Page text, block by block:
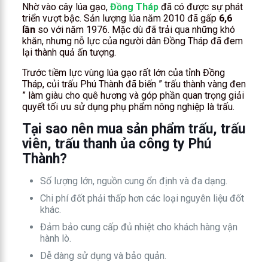
Nhờ vào cây lúa gạo, Đồng Thápđã có được sự phát
triển vượt bậc. Sản lượng lúa năm 2010 đã gấp 6,6
lầnso với năm 1976. Mặc dù đã trải qua những khó
khăn, nhưng nỗ lực của người dân Đồng Tháp đã đem
lại thành quả ấn tượng.
Trước tiềm lực vùng lúa gạo rất lớn của tỉnh Đồng
Tháp, củi trấu Phú Thành đã biến ” trấu thành vàng đen
” làm giàu cho quê hương và góp phần quan trọng giải
quyết tối ưu sử dụng phụ phẩm nông nghiệp là trấu.
Tại sao nên mua sản phẩm trấu, trấu
viên, trấu thanh ủa công ty Phú
Thành?
Số lượng lớn, nguồn cung ổn định và đa dạng.
Chi phí đốt phải thấp hơn các loại nguyên liệu đốt
khác.
Đảm bảo cung cấp đủ nhiệt cho khách hàng vận
hành lò.
Dễ dàng sử dụng và bảo quản.